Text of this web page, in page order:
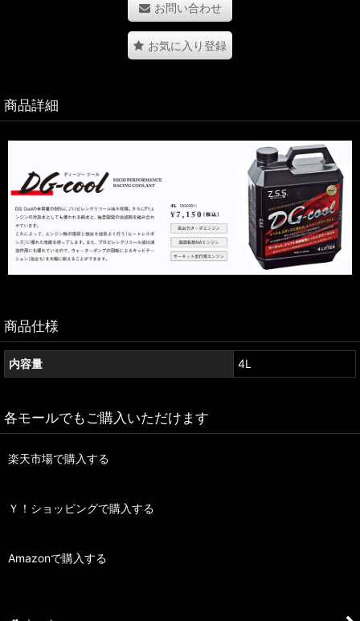
お問い合わせ
お気に入り登録
商品詳細
商品仕様
内容量 4L
各モールでもご購入いただけます
楽天市場で購入する
Ｙ！ショッピングで購入する
Amazonで購入する